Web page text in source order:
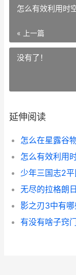
怎么有效利用时
« 上一篇
没有了！
延伸阅读